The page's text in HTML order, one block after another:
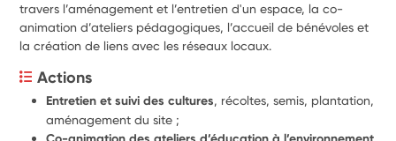
travers l’aménagement et l’entretien d'un espace, la co-
animation d’ateliers pédagogiques, l’accueil de bénévoles et
la création de liens avec les réseaux locaux.
Actions
Entretien et suivi des cultures, récoltes, semis, plantation,
aménagement du site ;